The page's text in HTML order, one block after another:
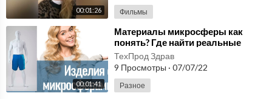
00:01:26 Фильмы
00:01:41
⁣Материалы микросферы как
понять? Где найти реальные
отзывы? Микросфера терапия -
просто о сложном.
ТехПрод Здрав
9 Просмотры · 07/07/22
Разное